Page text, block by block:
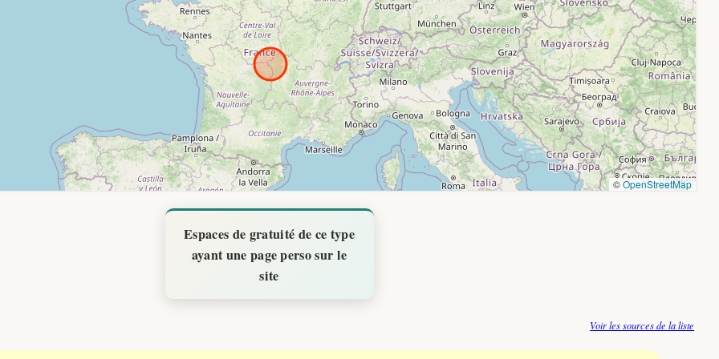
Espaces de gratuité de ce type
ayant une page perso sur le
site
Voir les sources de la liste